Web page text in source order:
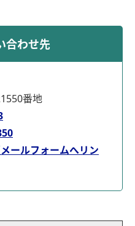
合わせ先
番地
ールフォームへリン